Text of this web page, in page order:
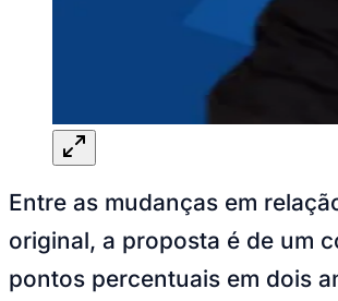
Entre as mudanças em
original, a proposta é de um
pontos percentuais em dois